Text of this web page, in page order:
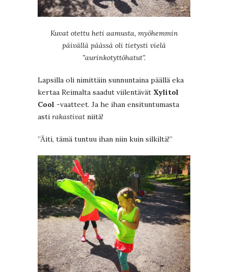
Kuvat otettu heti aamusta, myöhemmin
päivällä päässä oli tietysti vielä
”aurinkotyttöhatut”.
Lapsilla oli nimittäin sunnuntaina päällä eka
kertaa Reimalta saadut viilentävät Xylitol
Cool -vaatteet. Ja he ihan ensituntumasta
asti rakastivat niitä!
”Äiti, tämä tuntuu ihan niin kuin silkiltä!”